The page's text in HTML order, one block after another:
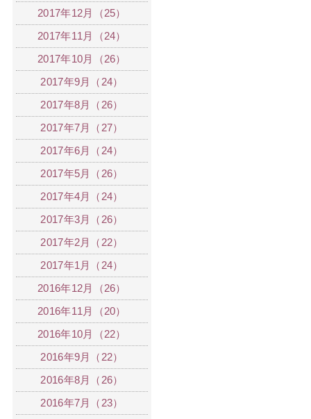
2017年12月（25）
2017年11月（24）
2017年10月（26）
2017年9月（24）
2017年8月（26）
2017年7月（27）
2017年6月（24）
2017年5月（26）
2017年4月（24）
2017年3月（26）
2017年2月（22）
2017年1月（24）
2016年12月（26）
2016年11月（20）
2016年10月（22）
2016年9月（22）
2016年8月（26）
2016年7月（23）